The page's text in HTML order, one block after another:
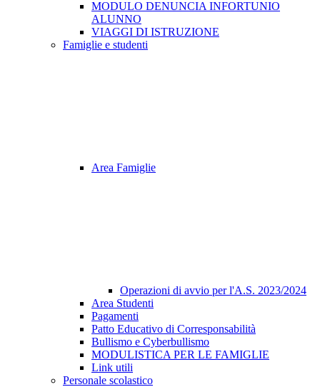
MODULO DENUNCIA INFORTUNIO
ALUNNO
VIAGGI DI ISTRUZIONE
Famiglie e studenti
Area Famiglie
Operazioni di avvio per l'A.S. 2023/2024
Area Studenti
Pagamenti
Patto Educativo di Corresponsabilità
Bullismo e Cyberbullismo
MODULISTICA PER LE FAMIGLIE
Link utili
Personale scolastico